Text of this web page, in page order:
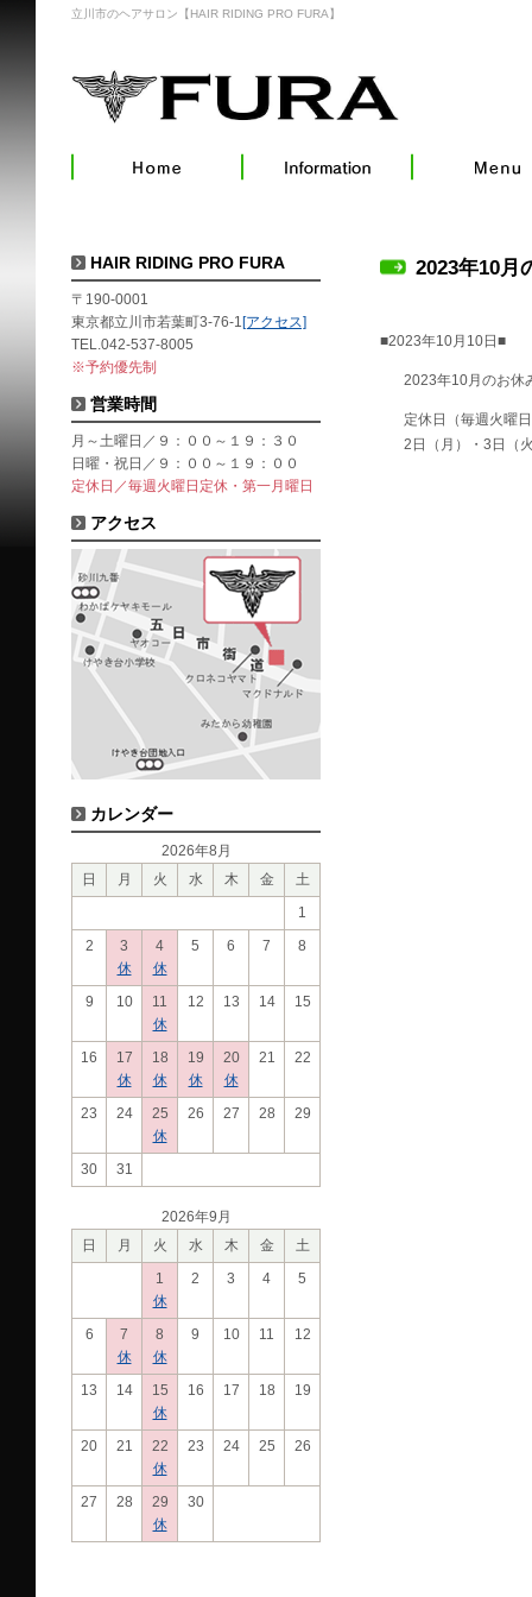
立川市のヘアサロン【HAIR RIDING PRO FURA】
2023年10月
■2023年10月10日■
2023年10月のお休
定休日（毎週火曜
2日（月）・3日（
HAIR RIDING PRO FURA
〒190-0001
東京都立川市若葉町3-76-1 [アクセス]
TEL.042-537-8005
※予約優先制
営業時間
月～土曜日／９：００～１９：３０
日曜・祝日／９：００～１９：００
定休日／毎週火曜日定休・第一月曜日
アクセス
カレンダー
2026年8月
日
月 火 水 木 金
土
1
2
3
休
4
休
5 6 7 8
9 10
11
休
12 13 14 15
16
17
休
18
休
19
休
20
休
21 22
23 24
25
休
26 27 28 29
30 31
2026年9月
日
月 火 水 木 金
土
1
休
2 3 4 5
6
7
休
8
休
9 10 11 12
13 14
15
休
16 17 18 19
20 21
22
休
23 24 25 26
27 28
29
休
30